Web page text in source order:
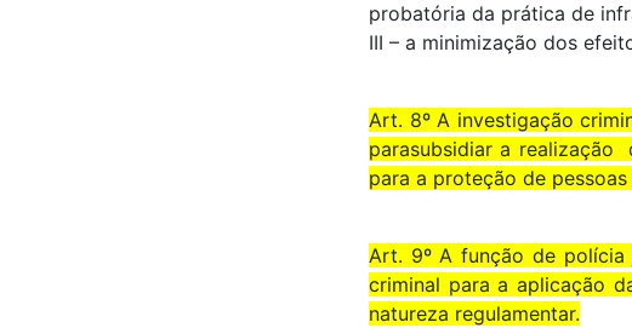
probatória da prática de
III – a minimização dos
Art. 8º A investigação
parasubsidiar a realização
para a proteção de
Art. 9º A função de polícia
criminal para a aplicação
natureza regulamentar.